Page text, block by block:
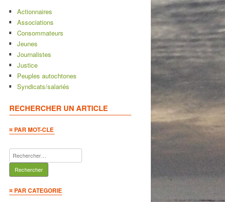
Actionnaires
Associations
Consommateurs
Jeunes
Journalistes
Justice
Peuples autochtones
Syndicats/salariés
RECHERCHER UN ARTICLE
¤ PAR MOT-CLE
Rechercher :
¤ PAR CATEGORIE